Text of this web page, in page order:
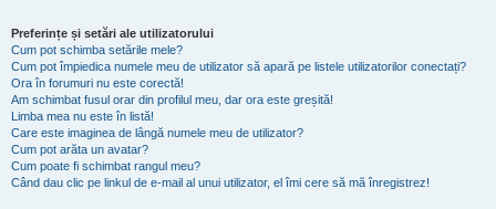
Preferințe și setări ale utilizatorului
Cum pot schimba setările mele?
Cum pot împiedica numele meu de utilizator să apară pe listele utilizatorilor conectați?
Ora în forumuri nu este corectă!
Am schimbat fusul orar din profilul meu, dar ora este greșită!
Limba mea nu este în listă!
Care este imaginea de lângă numele meu de utilizator?
Cum pot arăta un avatar?
Cum poate fi schimbat rangul meu?
Când dau clic pe linkul de e-mail al unui utilizator, el îmi cere să mă înregistrez!